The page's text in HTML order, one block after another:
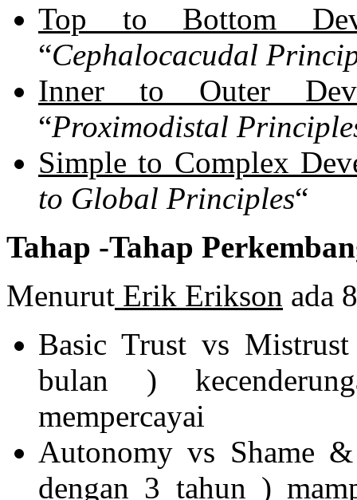
Top to Bottom
“Cephalocacudal
Inner to Outer
“Proximodistal
Simple to Complex
to Global Principles“
Tahap -Tahap
Menurut Erik Erikson ada
Basic Trust vs
bulan )
mempercayai
Autonomy vs Shame
dengan 3 tahun )